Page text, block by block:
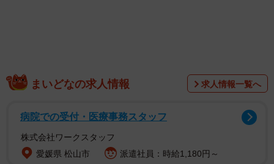
まいどなの求人情報 求人情報一覧へ
病院での受付・医療事務スタッフ
株式会社ワークスタッフ
愛媛県 松山市
派遣社員：時給1,180円～